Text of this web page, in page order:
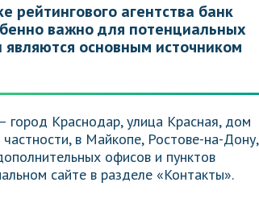
рейтингового агентства банк
важно для потенциальных
основным источником
город Краснодар, улица Красная, дом
в Майкопе, Ростове-на-Дону,
офисов и пунктов
сайте в разделе «Контакты».